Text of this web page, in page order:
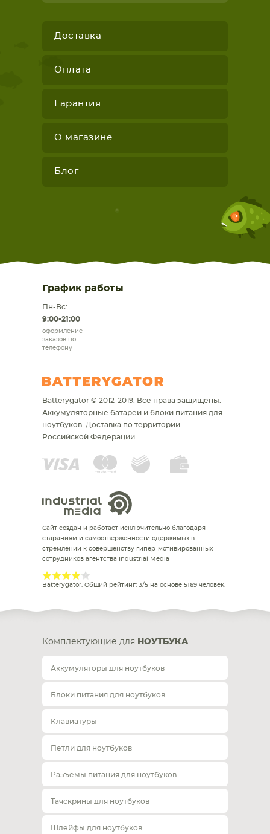
Доставка
Оплата
Гарантия
О магазине
Блог
График работы
Пн-Вс:
9:00-21:00
оформление
заказов по
телефону
Batterygator © 2012-2019. Все права защищены.
Аккумуляторные батареи и блоки питания для
ноутбуков. Доставка по территории
Российской Федерации
Сайт создан и работает исключительно благодаря
стараниям и самоотверженности одержимых в
стремлении к совершенству гипер-мотивированных
сотрудников агентства Industrial Media
Batterygator. Общий рейтинг: 3/5 на основе 5169 человек.
Комплектующие для НОУТБУКА
Аккумуляторы для ноутбуков
Блоки питания для ноутбуков
Клавиатуры
Петли для ноутбуков
Разъемы питания для ноутбуков
Тачскрины для ноутбуков
Шлейфы для ноутбуков